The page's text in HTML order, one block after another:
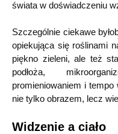
świata w doświadczeniu
Szczególnie ciekawe
opiekująca się roślinami
piękno zieleni, ale też
podłoża,
promieniowaniem i tempo
nie tylko obrazem, lecz
Widzenie a ciało